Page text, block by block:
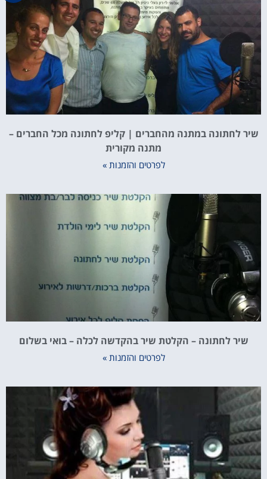
שיר לחתונה במתנה מהחברים | קליפ לחתונה מכל החברים –
מתנה מקורית
לפרטים והזמנות »
שיר לחתונה – הקלטת שיר בהקדשה לכלה – בואי בשלום
לפרטים והזמנות »